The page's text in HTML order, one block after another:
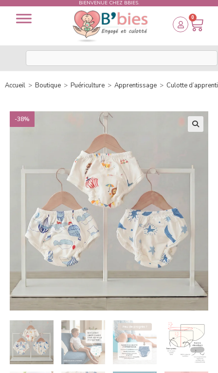
BIENVENUE CHEZ BBIES.
0
Accueil > Boutique > Puériculture > Apprentissage > Culotte
-38%